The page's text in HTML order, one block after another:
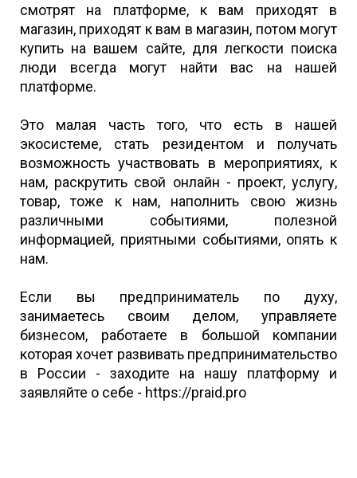
смотрят на платформе, к вам приходят в
магазин, приходят к вам в магазин, потом могут
купить на вашем сайте, для легкости поиска
люди всегда могут найти вас на нашей
платформе.
Это малая часть того, что есть в нашей
экосистеме, стать резидентом и получать
возможность участвовать в мероприятиях, к
нам, раскрутить свой онлайн - проект, услугу,
товар, тоже к нам, наполнить свою жизнь
различными событиями, полезной
информацией, приятными событиями, опять к
нам.
Если вы предприниматель по духу,
занимаетесь своим делом, управляете
бизнесом, работаете в большой компании
которая хочет развивать предпринимательство
в России - заходите на нашу платформу и
заявляйте о себе - https://praid.pro